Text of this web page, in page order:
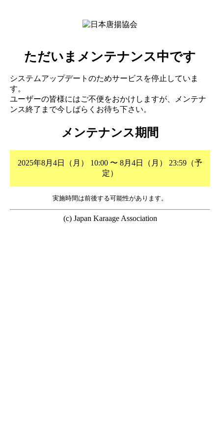
ただいまメンテナンス中です
システムアップデートのためサービスを停止していま
す。
ユーザーの皆様にはご不便をおかけしますが、メンテナ
ンス終了まで今しばらくお待ち下さい。
メンテナンス期間
2025年8月4日（月） 10:00 〜 8月4日（月） 23:59（予
定）
実施時間は前後する可能性があります。
(c) Japan Karaage Association